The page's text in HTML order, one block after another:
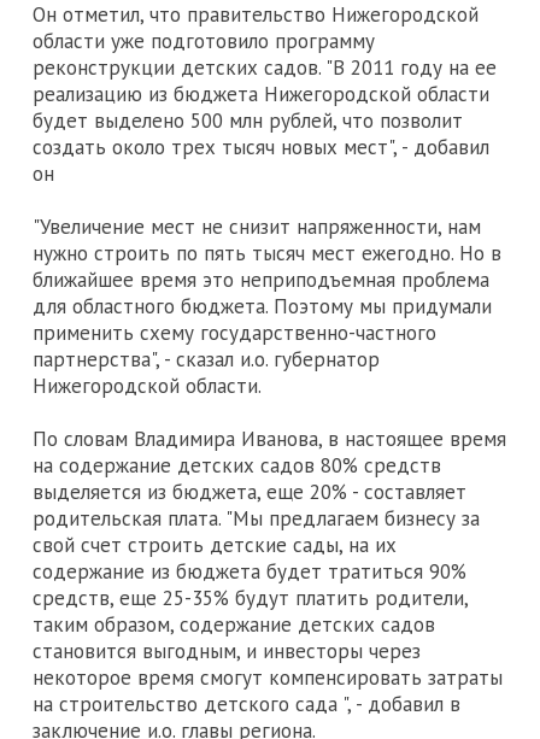
Он отметил, что правительство Нижегородской
области уже подготовило программу
реконструкции детских садов. "В 2011 году на ее
реализацию из бюджета Нижегородской области
будет выделено 500 млн рублей, что позволит
создать около трех тысяч новых мест", - добавил
он
"Увеличение мест не снизит напряженности, нам
нужно строить по пять тысяч мест ежегодно. Но в
ближайшее время это неприподъемная проблема
для областного бюджета. Поэтому мы придумали
применить схему государственно-частного
партнерства", - сказал и.о. губернатор
Нижегородской области.
По словам Владимира Иванова, в настоящее время
на содержание детских садов 80% средств
выделяется из бюджета, еще 20% - составляет
родительская плата. "Мы предлагаем бизнесу за
свой счет строить детские сады, на их
содержание из бюджета будет тратиться 90%
средств, еще 25-35% будут платить родители,
таким образом, содержание детских садов
становится выгодным, и инвесторы через
некоторое время смогут компенсировать затраты
на строительство детского сада ", - добавил в
заключение и.о. главы региона.